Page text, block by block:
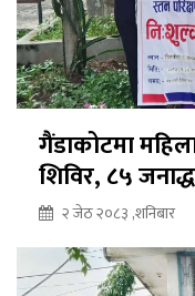
गैंडाकोटमा
शिविर, ८५
२ जेठ २०८३ ,शनिबार